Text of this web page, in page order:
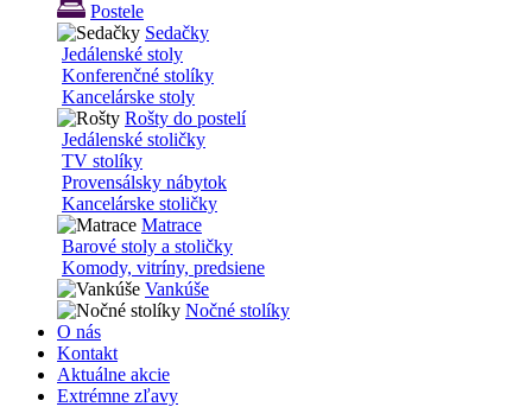
Postele
Sedačky
Jedálenské stoly
Konferenčné stolíky
Kancelárske stoly
Rošty do postelí
Jedálenské stoličky
TV stolíky
Provensálsky nábytok
Kancelárske stoličky
Matrace
Barové stoly a stoličky
Komody, vitríny, predsiene
Vankúše
Nočné stolíky
O nás
Kontakt
Aktuálne akcie
Extrémne zľavy